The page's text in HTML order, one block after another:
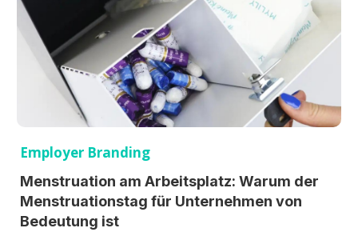
Employer Branding
Menstruation am Arbeitsplatz: Warum der
Menstruationstag für Unternehmen von
Bedeutung ist